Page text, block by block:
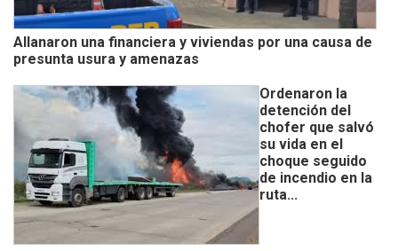
Allanaron una financiera y viviendas por una causa de
presunta usura y amenazas
Ordenaron la
detención del
chofer que salvó
su vida en el
choque seguido
de incendio en la
ruta...